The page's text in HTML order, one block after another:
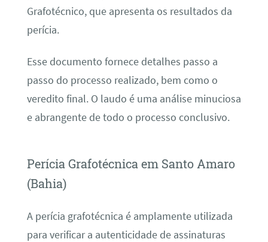
Grafotécnico, que apresenta os resultados da
perícia.
Esse documento fornece detalhes passo a
passo do processo realizado, bem como o
veredito final. O laudo é uma análise minuciosa
e abrangente de todo o processo conclusivo.
Perícia Grafotécnica em Santo Amaro
(Bahia)
A perícia grafotécnica é amplamente utilizada
para verificar a autenticidade de assinaturas